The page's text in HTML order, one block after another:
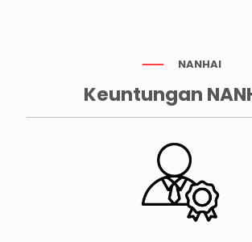
NANHAI
Keuntungan